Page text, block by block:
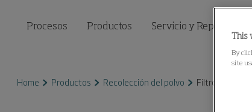
Procesos Productos Servicio y Repuestos
Home Productos Recolección del polvo Filtro de
This
By
site